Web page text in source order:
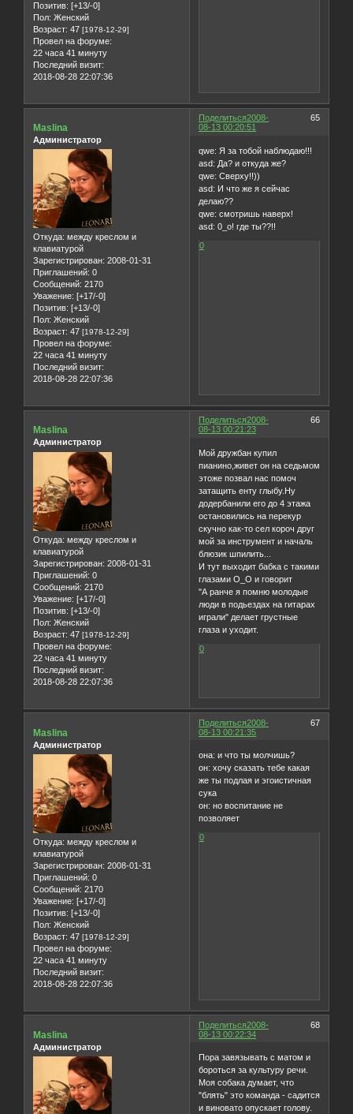
Позитив: [+13/-0]
Пол: Женский
Возраст: 47 [1978-12-29]
Провел на форуме:
22 часа 41 минуту
Последний визит:
2018-08-28 22:07:36
Поделиться 65
2008-
08-13 00:20:51
Maslina
Администратор
Откуда: между креслом и
клавиатурой
Зарегистрирован: 2008-01-31
Приглашений: 0
Сообщений: 2170
Уважение: [+17/-0]
Позитив: [+13/-0]
Пол: Женский
Возраст: 47 [1978-12-29]
Провел на форуме:
22 часа 41 минуту
Последний визит:
2018-08-28 22:07:36
qwe: Я за тобой наблюдаю!!!
asd: Да? и откуда же?
qwe: Сверху!!))
asd: И что же я сейчас
делаю??
qwe: смотришь наверх!
asd: 0_o! где ты??!!
0
Поделиться 66
2008-
08-13 00:21:23
Maslina
Администратор
Откуда: между креслом и
клавиатурой
Зарегистрирован: 2008-01-31
Приглашений: 0
Сообщений: 2170
Уважение: [+17/-0]
Позитив: [+13/-0]
Пол: Женский
Возраст: 47 [1978-12-29]
Провел на форуме:
22 часа 41 минуту
Последний визит:
2018-08-28 22:07:36
Мой дружбан купил
пианино,живет он на седьмом
этоже позвал нас помоч
затащить енту глыбу.Ну
додербанили его до 4 этажа
остановились на перекур
скучно как-то сел короч друг
мой за инструмент и началь
блюзик шпилить...
И тут выходит бабка с такими
глазами О_О и говорит
"А ранче я помню молодые
люди в подьездах на гитарах
играли" делает грустные
глаза и уходит.
0
Поделиться 67
2008-
08-13 00:21:35
Maslina
Администратор
Откуда: между креслом и
клавиатурой
Зарегистрирован: 2008-01-31
Приглашений: 0
Сообщений: 2170
Уважение: [+17/-0]
Позитив: [+13/-0]
Пол: Женский
Возраст: 47 [1978-12-29]
Провел на форуме:
22 часа 41 минуту
Последний визит:
2018-08-28 22:07:36
она: и что ты молчишь?
он: хочу сказать тебе какая
же ты подлая и эгоистичная
сука
он: но воспитание не
позволяет
0
Поделиться 68
2008-
08-13 00:22:34
Maslina
Администратор
Пора завязывать с матом и
бороться за культуру речи.
Моя собака думает, что
"блять" это команда - садится
и виновато опускает голову.